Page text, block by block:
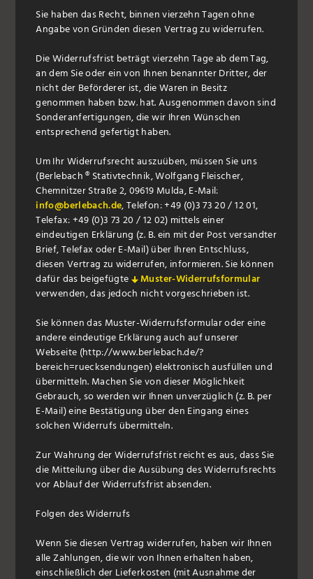
Sie haben das Recht, binnen vierzehn Tagen ohne
Angabe von Gründen diesen Vertrag zu widerrufen.
Die Widerrufsfrist beträgt vierzehn Tage ab dem Tag,
an dem Sie oder ein von Ihnen benannter Dritter, der
nicht der Beförderer ist, die Waren in Besitz
genommen haben bzw. hat. Ausgenommen davon sind
Sonderanfertigungen, die wir Ihren Wünschen
entsprechend gefertigt haben.
Um Ihr Widerrufsrecht auszuüben, müssen Sie uns
(Berlebach ® Stativtechnik, Wolfgang Fleischer,
Chemnitzer Straße 2, 09619 Mulda, E-Mail:
info@berlebach.de, Telefon: +49 (0)3 73 20 / 12 01,
Telefax: +49 (0)3 73 20 / 12 02) mittels einer
eindeutigen Erklärung (z. B. ein mit der Post versandter
Brief, Telefax oder E-Mail) über Ihren Entschluss,
diesen Vertrag zu widerrufen, informieren. Sie können
dafür das beigefügte
Muster-Widerrufsformular
verwenden, das jedoch nicht vorgeschrieben ist.
Sie können das Muster-Widerrufsformular oder eine
andere eindeutige Erklärung auch auf unserer
Webseite (http://www.berlebach.de/?
bereich=ruecksendungen) elektronisch ausfüllen und
übermitteln. Machen Sie von dieser Möglichkeit
Gebrauch, so werden wir Ihnen unverzüglich (z. B. per
E-Mail) eine Bestätigung über den Eingang eines
solchen Widerrufs übermitteln.
Zur Wahrung der Widerrufsfrist reicht es aus, dass Sie
die Mitteilung über die Ausübung des Widerrufsrechts
vor Ablauf der Widerrufsfrist absenden.
Folgen des Widerrufs
Wenn Sie diesen Vertrag widerrufen, haben wir Ihnen
alle Zahlungen, die wir von Ihnen erhalten haben,
einschließlich der Lieferkosten (mit Ausnahme der